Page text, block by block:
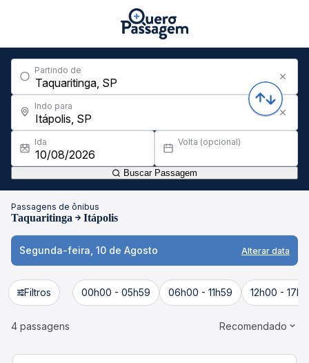
Partindo de
Indo para
Ida Volta (opcional)
Buscar Passagem
Passagens de ônibus
Taquaritinga Itápolis
Segunda-feira, 10 de Agosto Alterar data
Filtros 00h00 - 05h59 06h00 - 11h59 12h00 -
4 passagens Recomendado